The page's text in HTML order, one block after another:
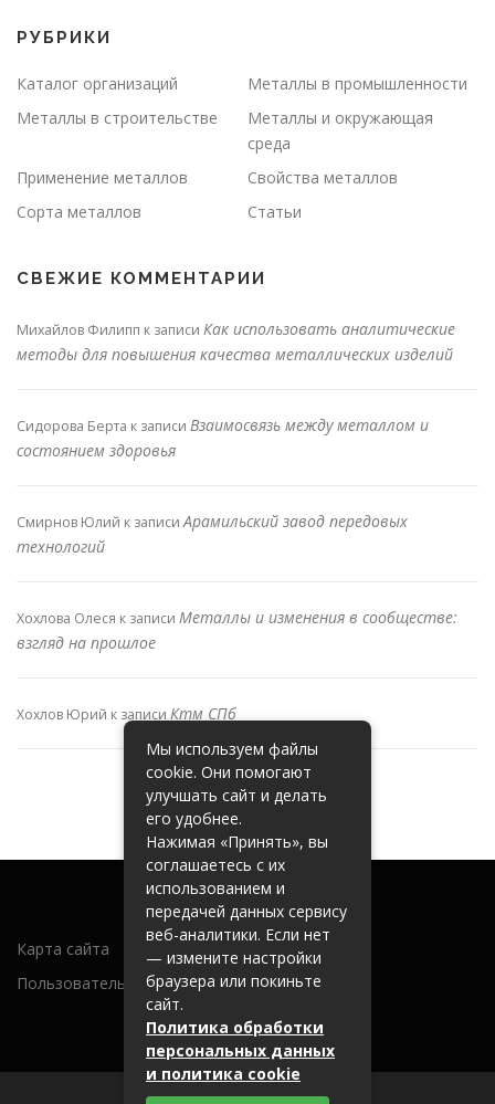
РУБРИКИ
Каталог организаций
Металлы в промышленности
Металлы в строительстве
Металлы и окружающая
среда
Применение металлов
Свойства металлов
Сорта металлов
Статьи
СВЕЖИЕ КОММЕНТАРИИ
Михайлов Филипп к записи Как использовать аналитические
методы для повышения качества металлических изделий
Сидорова Берта к записи Взаимосвязь между металлом и
состоянием здоровья
Смирнов Юлий к записиАрамильский завод передовых
технологий
Хохлова Олеся к записи Металлы и изменения в сообществе:
взгляд на прошлое
Хохлов Юрий к записи Ктм СПб
Карта сайта
Пользовательское соглашение
Мы используем файлы
cookie. Они помогают
улучшать сайт и делать
его удобнее.
Нажимая «Принять», вы
соглашаетесь с их
использованием и
передачей данных сервису
веб-аналитики. Если нет
— измените настройки
браузера или покиньте
сайт.
Политика обработки
персональных данных
и политика cookie